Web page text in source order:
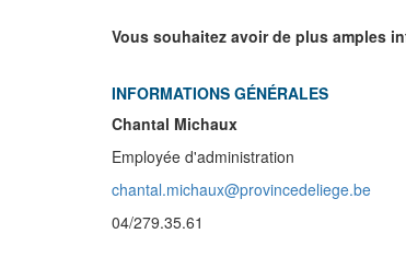
Vous souhaitez avoir de plus amples
INFORMATIONS GÉNÉRALES
Chantal Michaux
Employée d'administration
chantal.michaux@provincedeliege.be
04/279.35.61